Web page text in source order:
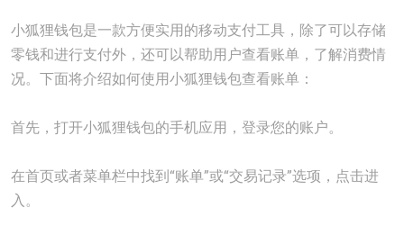
小狐狸钱包是一款方便实用的移动支付工具，除了可以存储
零钱和进行支付外，还可以帮助用户查看账单，了解消费情
况。下面将介绍如何使用小狐狸钱包查看账单：
首先，打开小狐狸钱包的手机应用，登录您的账户。
在首页或者菜单栏中找到“账单”或“交易记录”选项，点击进
入。